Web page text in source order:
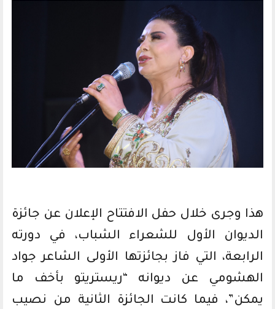
هذا وجرى خلال حفل الافتتاح الإعلان عن جائزة
الديوان الأول للشعراء الشباب، في دورته
الرابعة، التي فاز بجائزتها الأولى الشاعر جواد
الهشومي عن ديوانه “ريستريتو بأخف ما
يمكن”، فيما كانت الجائزة الثانية من نصيب